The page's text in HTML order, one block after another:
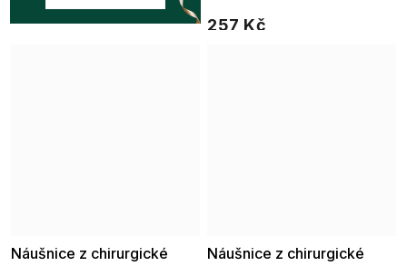
257 Kč
Náušnice z chirurgické
Náušnice z chirurgické